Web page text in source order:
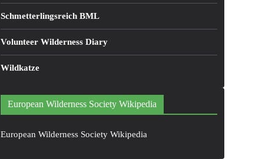
Schmetterlingsreich BML
Volunteer Wilderness Diary
Wildkatze
European Wilderness Society Wikipedia
European Wilderness Society Wikipedia